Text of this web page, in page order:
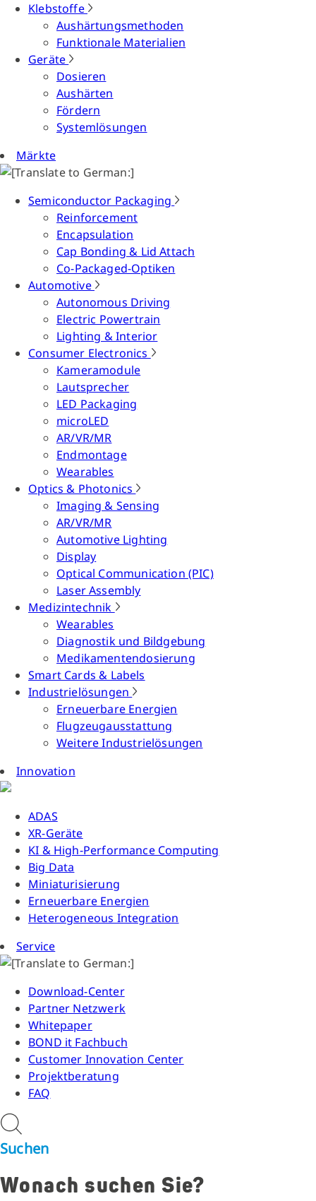
Klebstoffe
Aushärtungsmethoden
Funktionale Materialien
Geräte
Dosieren
Aushärten
Fördern
Systemlösungen
Märkte
Semiconductor Packaging
Reinforcement
Encapsulation
Cap Bonding & Lid Attach
Co-Packaged-Optiken
Automotive
Autonomous Driving
Electric Powertrain
Lighting & Interior
Consumer Electronics
Kameramodule
Lautsprecher
LED Packaging
microLED
AR/VR/MR
Endmontage
Wearables
Optics & Photonics
Imaging & Sensing
AR/VR/MR
Automotive Lighting
Display
Optical Communication (PIC)
Laser Assembly
Medizintechnik
Wearables
Diagnostik und Bildgebung
Medikamentendosierung
Smart Cards & Labels
Industrielösungen
Erneuerbare Energien
Flugzeugausstattung
Weitere Industrielösungen
Innovation
ADAS
XR-Geräte
KI & High-Performance Computing
Big Data
Miniaturisierung
Erneuerbare Energien
Heterogeneous Integration
Service
Download-Center
Partner Netzwerk
Whitepaper
BOND it Fachbuch
Customer Innovation Center
Projektberatung
FAQ
Suchen
Wonach suchen Sie?